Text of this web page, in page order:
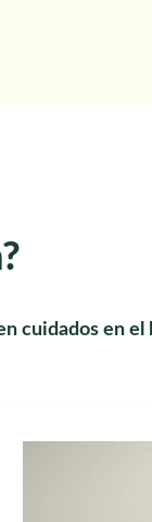
cuidados en el